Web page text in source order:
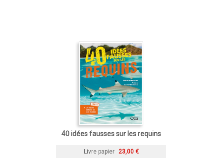
40 idées fausses sur les requins
Livre papier 23,00 €